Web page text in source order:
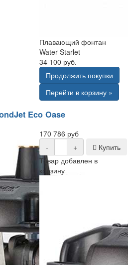
Плавающий фонтан
Water Starlet
34 100 руб.
Продолжить покупки
Перейти в корзину »
Eco Oase
170 786 руб
-
+
Купить
Товар добавлен в
корзину